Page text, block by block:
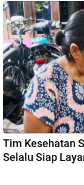
Tim Kesehatan
Selalu Siap